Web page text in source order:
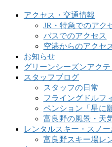
アクセス・交通情報
JR・特急でのアク
バスでのアクセス
空港からのアクセ
お知らせ
グリーンシーズンアクテ
スタッフブログ
スタッフの日常
フライングドルフ
ペンション「星に
富良野の風景・天
レンタルスキー・スノー
富良野スキー場レ